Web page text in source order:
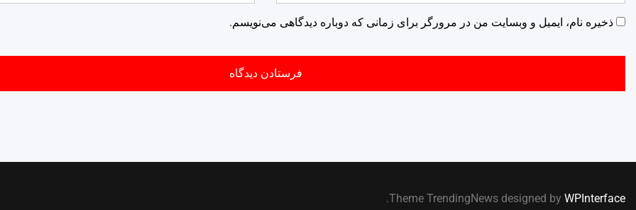
ذخیره نام، ایمیل و وبسایت من در مرورگر برای زمانی که دوباره دیدگاهی می‌نویسم.
Theme TrendingNews designed by WPInterface
.